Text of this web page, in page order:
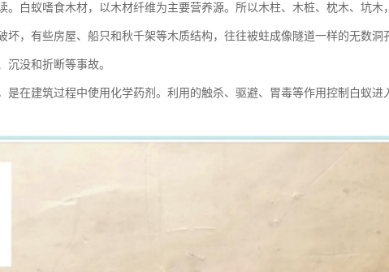
。白蚁嗜食木材，以木材纤维为主要营养源。所以木柱、木桩、枕木、坑
坏，有些房屋、船只和秋千架等木质结构，往往被蛀成像隧道一样的无数洞
沉没和折断等事故。
是在建筑过程中使用化学药剂。利用的触杀、驱避、胃毒等作用控制白蚁